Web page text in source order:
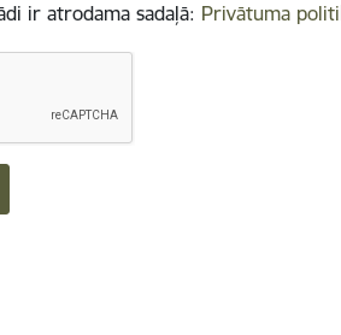
ir atrodama sadaļā: Privātuma